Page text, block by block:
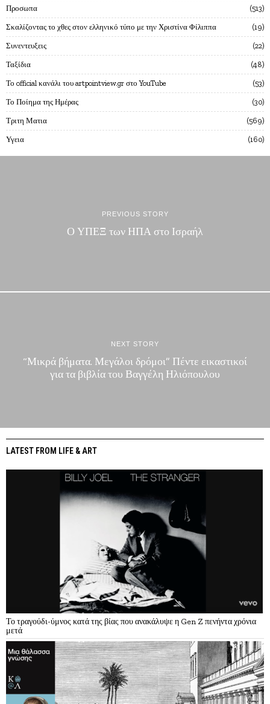
Προσωπα 513
Σκαλίζοντας το χθες στον ελληνικό τύπο με την Χριστίνα Φίλιππα 19
Συνεντευξεις 22
Ταξίδια 48
Το official κανάλι του artpointview.gr στο YouTube 53
Το Ποίημα της Ημέρας 30
Τριτη Ματια 569
Υγεια 160
PREVIOUS STORY
Ο ΥΠΕΞ των ΗΠΑ στο Ισραήλ
NEXT STORY
“Μικρά βήματα. Μεγάλοι δρόμοι” Πέντε εικαστικοί
για τα βιβλία του Βαγγέλη Ηλιόπουλου
LATEST FROM LIFE & ART
Το τραγούδι-ύμνος κατά της βίας που ανακάλυψε η Gen Z πενήντα χρόνια
μετά